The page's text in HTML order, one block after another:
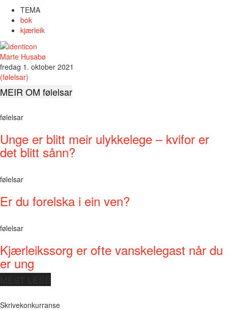
TEMA
bok
kjærleik
Marte Husabø
fredag 1. oktober 2021
(følelsar)
MEIR OM følelsar
følelsar
Unge er blitt meir ulykkelege – kvifor er
det blitt sånn?
følelsar
Er du forelska i ein ven?
følelsar
Kjærleikssorg er ofte vanskelegast når du
er ung
Skrivekonkurranse